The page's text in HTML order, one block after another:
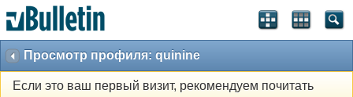
Просмотр профиля: quinine
Если это ваш первый визит, рекомендуем почитать